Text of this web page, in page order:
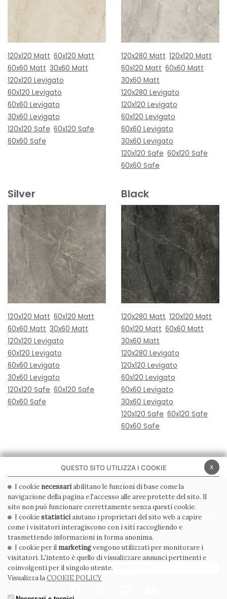
120x120 Matt 60x120 Matt
60x60 Matt 30x60 Matt
120x120 Levigato
60x120 Levigato
60x60 Levigato
30x60 Levigato
120x120 Safe 60x120 Safe
60x60 Safe
120x280 Matt 120x120 Matt
60x120 Matt 60x60 Matt
30x60 Matt
120x280 Levigato
120x120 Levigato
60x120 Levigato
60x60 Levigato
30x60 Levigato
120x120 Safe 60x120 Safe
60x60 Safe
Silver
120x120 Matt 60x120 Matt
60x60 Matt 30x60 Matt
120x120 Levigato
60x120 Levigato
60x60 Levigato
30x60 Levigato
120x120 Safe 60x120 Safe
60x60 Safe
Black
120x280 Matt 120x120 Matt
60x120 Matt 60x60 Matt
30x60 Matt
120x280 Levigato
120x120 Levigato
60x120 Levigato
60x60 Levigato
30x60 Levigato
120x120 Safe 60x120 Safe
60x60 Safe
PRIVACY POLICY COOKIE POLICY
CONDIZIONI GENERALI WHISTLEBLOWING
CODICE ETICO
ISCRIVITI ALLA NEWSLETTER
x
QUESTO SITO UTILIZZA I COOKIE
I cookie necessariabilitano le funzioni di base come la
navigazione della pagina e l'accesso alle aree protette del sito. Il
sito non può funzionare correttamente senza questi cookie.
I cookiestatisticiaiutano i proprietari del sito web a capire
come i visitatori interagiscono con i siti raccogliendo e
trasmettendo informazioni in forma anonima.
I cookie per il marketingvengono utilizzati per monitorare i
visitatori. L'intento è quello di visualizzare annunci pertinenti e
coinvolgenti per il singolo utente.
Visualizza laCOOKIE POLICY